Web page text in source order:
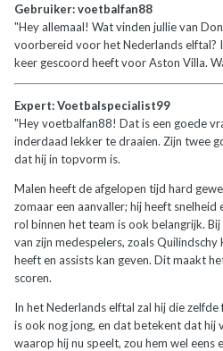
Gebruiker: voetbalfan88
"Hey allemaal! Wat vinden jullie van
voorbereid voor het Nederlands elftal?
keer gescoord heeft voor Aston Villa.
Expert: Voetbalspecialist99
"Hey voetbalfan88! Dat is een goede
inderdaad lekker te draaien. Zijn twee
dat hij in topvorm is.
Malen heeft de afgelopen tijd hard
zomaar een aanvaller; hij heeft snelheid
rol binnen het team is ook belangrijk.
van zijn medespelers, zoals
heeft en assists kan geven. Dit maakt
scoren.
In het Nederlands elftal zal hij die
is ook nog jong, en dat betekent dat hij
waarop hij nu speelt, zou hem wel eens